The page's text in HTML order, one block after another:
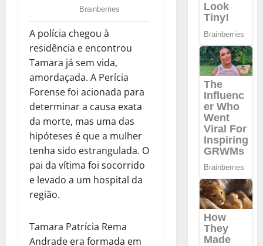
A polícia chegou à
residência e encontrou
Tamara já sem vida,
amordaçada. A Perícia
Forense foi acionada para
determinar a causa exata
da morte, mas uma das
hipóteses é que a mulher
tenha sido estrangulada. O
pai da vítima foi socorrido
e levado a um hospital da
região.
Tamara Patrícia Rema
Andrade era formada em